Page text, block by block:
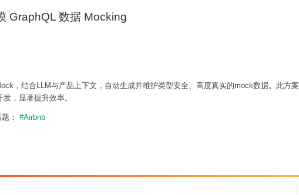
GraphQL 数据 Mocking
，结合LLM与产品上下文，自动生成并维护类型安全、高度真实的mock数据。此方案
，显著提升效率。
： #Airbnb